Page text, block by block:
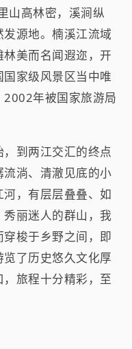
山高林密，溪涧纵
源地。楠溪江流域
美而名闻遐迩，开
家级风景区当中唯
年被国家旅游局
到两江交汇的终点
淌、清澈见底的小
，有层层叠叠、如
丽迷人的群山，我
梭于乡野之间，即
了历史悠久文化厚
旅程十分精彩，至